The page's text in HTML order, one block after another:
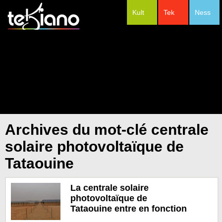
Ness
Tek
Kult
Archives du mot-clé centrale
solaire photovoltaïque de
Tataouine
La centrale solaire
photovoltaïque de
Tataouine entre en fonction